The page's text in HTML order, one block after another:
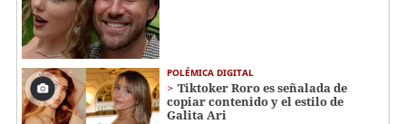
POLÉMICA DIGITAL
Tiktoker Roro es señalada de
copiar contenido y el estilo de
Galita Ari